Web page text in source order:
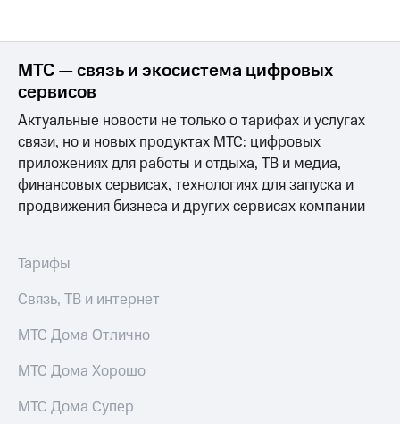
облигаций
Регистратор
Контакты
развитие
деловая этика
На главную
МТС — связь и экосистема цифровых
сервисов
Актуальные новости не только о тарифах и услугах
связи, но и новых продуктах МТС: цифровых
приложениях для работы и отдыха, ТВ и медиа,
финансовых сервисах, технологиях для запуска и
продвижения бизнеса и других сервисах компании
Тарифы
Связь, ТВ и интернет
МТС Дома Отлично
МТС Дома Хорошо
МТС Дома Супер